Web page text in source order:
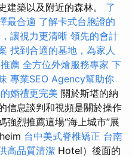
建築以及附近的森林。 了
最合適 了解卡式台胞證的
讓視力更清晰 領先的會計
找到合適的墓地，為家人
薦 全方位外燴服務專家 下
專業SEO Agency幫助你
婚禮更完美 關於斯堪的納
信息談判和視頻是關於操作
強烈推薦這場“海上城市”展
台中美式脊椎矯正 台南
高品質清潔 Hotel）後面的